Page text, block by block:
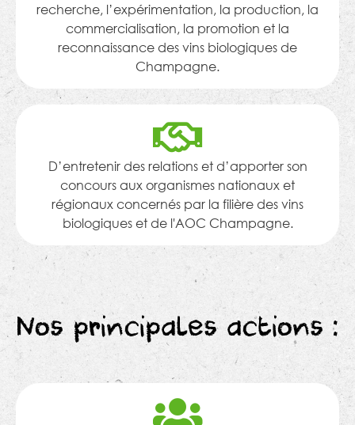
recherche, l’expérimentation, la production, la
commercialisation, la promotion et la
reconnaissance des vins biologiques de
Champagne.
D’entretenir des relations et d’apporter son
concours aux organismes nationaux et
régionaux concernés par la filière des vins
biologiques et de l'AOC Champagne.
Nos principales actions :